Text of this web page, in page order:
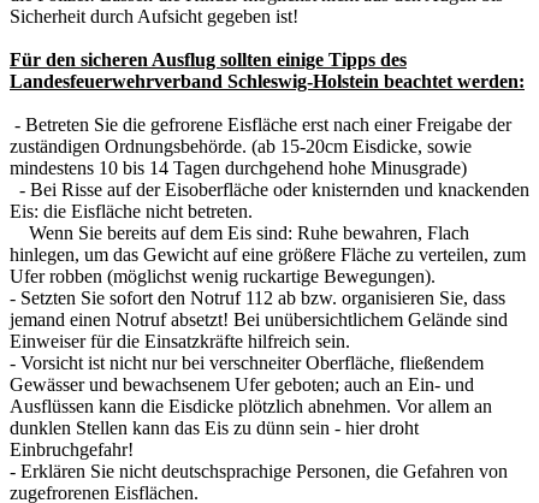
Sicherheit durch Aufsicht gegeben ist!
Für den sicheren Ausflug sollten einige Tipps des
Landesfeuerwehrverband Schleswig-Holstein beachtet werden:
- Betreten Sie die gefrorene Eisfläche erst nach einer Freigabe der
zuständigen Ordnungsbehörde. (ab 15-20cm Eisdicke, sowie
mindestens 10 bis 14 Tagen durchgehend hohe Minusgrade)
- Bei Risse auf der Eisoberfläche oder knisternden und knackenden
Eis: die Eisfläche nicht betreten.
Wenn Sie bereits auf dem Eis sind: Ruhe bewahren, Flach
hinlegen, um das Gewicht auf eine größere Fläche zu verteilen, zum
Ufer robben (möglichst wenig ruckartige Bewegungen).
- Setzten Sie sofort den Notruf 112 ab bzw. organisieren Sie, dass
jemand einen Notruf absetzt! Bei unübersichtlichem Gelände sind
Einweiser für die Einsatzkräfte hilfreich sein.
- Vorsicht ist nicht nur bei verschneiter Oberfläche, fließendem
Gewässer und bewachsenem Ufer geboten; auch an Ein- und
Ausflüssen kann die Eisdicke plötzlich abnehmen. Vor allem an
dunklen Stellen kann das Eis zu dünn sein - hier droht
Einbruchgefahr!
- Erklären Sie nicht deutschsprachige Personen, die Gefahren von
zugefrorenen Eisflächen.